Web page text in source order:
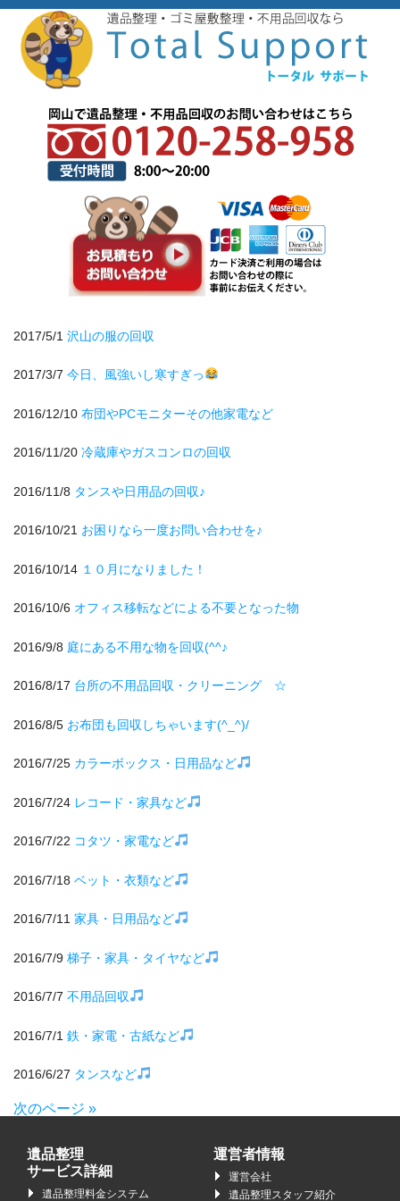
2017/5/1 沢山の服の回収
2017/3/7 今日、風強いし寒すぎっ
2016/12/10 布団やPCモニターその他家電など
2016/11/20 冷蔵庫やガスコンロの回収
2016/11/8 タンスや日用品の回収♪
2016/10/21 お困りなら一度お問い合わせを♪
2016/10/14 １０月になりました！
2016/10/6 オフィス移転などによる不要となった物
2016/9/8 庭にある不用な物を回収(^^♪
2016/8/17 台所の不用品回収・クリーニング ☆
2016/8/5 お布団も回収しちゃいます(^_^)/
2016/7/25 カラーボックス・日用品など
2016/7/24 レコード・家具など
2016/7/22 コタツ・家電など
2016/7/18 ベット・衣類など
2016/7/11 家具・日用品など
2016/7/9 梯子・家具・タイヤなど
2016/7/7 不用品回収
2016/7/1 鉄・家電・古紙など
2016/6/27 タンスなど
次のページ »
遺品整理
サービス詳細
遺品整理料金システム
運営者情報
運営会社
遺品整理スタッフ紹介